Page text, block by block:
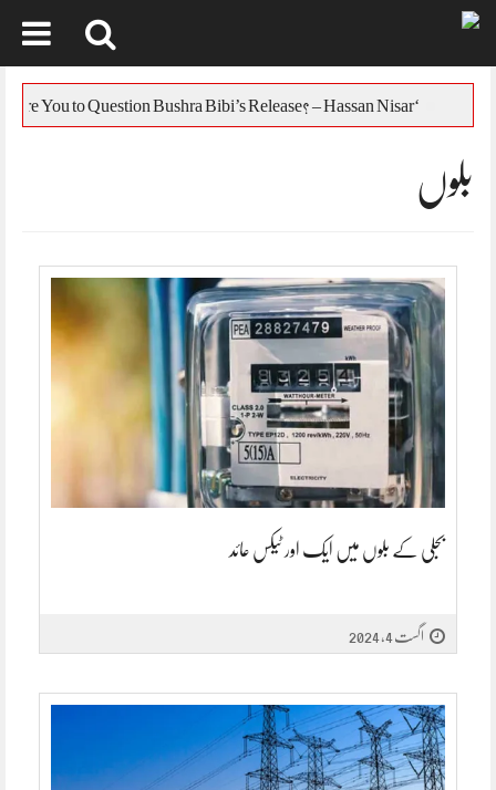
بلوں
بجلی کے بلوں میں ایک اور ٹیکس عائد
اگست 4, 2024